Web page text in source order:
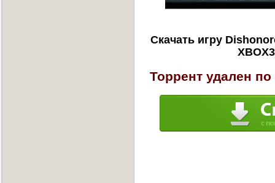
Скачать игру
Торрент удален